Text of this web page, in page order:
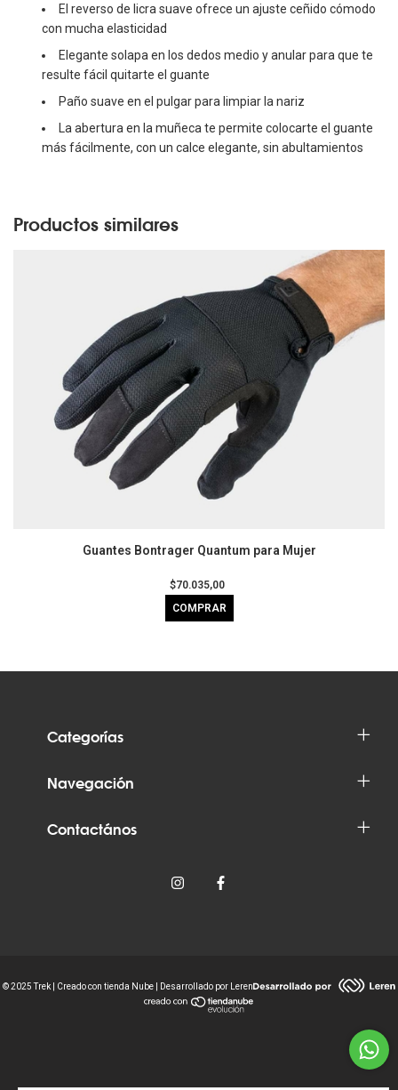
El reverso de licra suave ofrece un ajuste ceñido cómodo
con mucha elasticidad
Elegante solapa en los dedos medio y anular para que te
resulte fácil quitarte el guante
Paño suave en el pulgar para limpiar la nariz
La abertura en la muñeca te permite colocarte el guante
más fácilmente, con un calce elegante, sin abultamientos
Productos similares
Guantes Bontrager Quantum para Mujer
$70.035,00
COMPRAR
Categorías
Navegación
Contactános
© 2025 Trek | Creado con tienda Nube | Desarrollado por Leren